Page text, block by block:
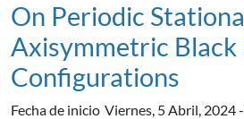
On Periodic
Axisymmetric Black
Configurations
Fecha de inicio Viernes, 5 Abril, 2024